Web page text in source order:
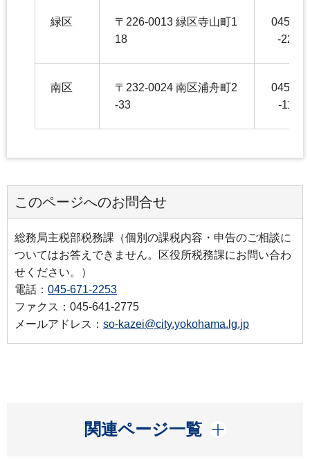
緑区
〒226-0013 緑区寺山町1
18
045-
-2264
南区
〒232-0024 南区浦舟町2
-33
045-
-1160
このページへのお問合せ
総務局主税部税務課（個別の課税内容・申告のご相談に
ついてはお答えできません。区役所税務課にお問い合わ
せください。）
電話： 045-671-2253
ファクス：045-641-2775
メールアドレス： so-kazei@city.yokohama.lg.jp
関連ページ一覧
開く